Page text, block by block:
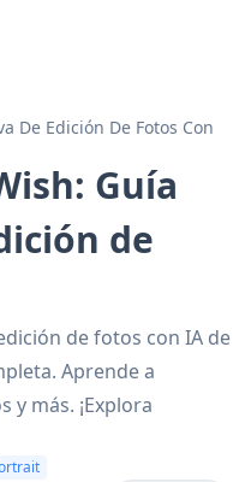
De Edición De Fotos Con
Guía
de
de fotos con IA de
Aprende a
más. ¡Explora